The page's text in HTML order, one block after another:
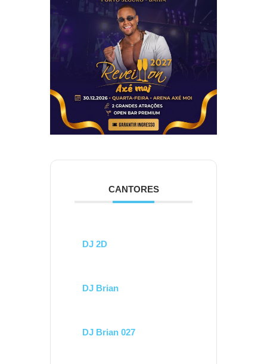
CANTORES
DJ 2D
DJ Brian
DJ Brian 027